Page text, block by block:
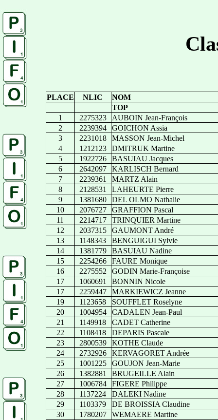
PLACE NLIC
NOM
TOP
1
2275323
AUBOIN Jean-François
2
2239394
GOICHON Assia
3
2231018
MASSON Jean-Michel
4
1212123
DMITRUK Martine
5
1922726
BASUIAU Jacques
6
2642097
KARLISCH Bernard
7
2239361
MARTZ Alain
8
2128531
LAHEURTE Pierre
9
1381680
DEL OLMO Nathalie
10
2076727
GRAFFION Pascal
11
2214717
TRINQUIER Martine
12
2037315
GAUMONT André
13
1148343
BENGUIGUI Sylvie
14
1381779
BASUIAU Nadine
15
2254266
FAURE Monique
16
2275552
GODIN Marie-Françoise
17
1060691
BONNIN Nicole
17
2259447
MARKIEWICZ Jeanne
19
1123658
SOUFFLET Roselyne
20
1004954
CADALEN Jean-Paul
21
1149918
CADET Catherine
22
1108418
DEPARIS Pascale
23
2800539
KOTHE Claude
24
2732926
KERVAGORET Andrée
25
1001225
GOUJON Jean-Marie
26
1382881
BRUGEILLE Alain
27
1006784
FIGERE Philippe
28
1137224
DALEKI Nadine
29
1103379
DE BROISSIA Claudine
30
1780207
WEMAERE Martine